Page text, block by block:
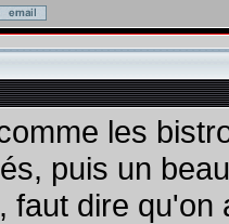
les
puis un
faut dire qu'on